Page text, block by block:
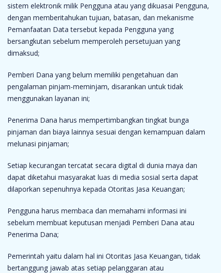
sistem elektronik milik Pengguna atau yang dikuasai Pengguna,
dengan memberitahukan tujuan, batasan, dan mekanisme
Pemanfaatan Data tersebut kepada Pengguna yang
bersangkutan sebelum memperoleh persetujuan yang
dimaksud;
Pemberi Dana yang belum memiliki pengetahuan dan
pengalaman pinjam-meminjam, disarankan untuk tidak
menggunakan layanan ini;
Penerima Dana harus mempertimbangkan tingkat bunga
pinjaman dan biaya lainnya sesuai dengan kemampuan dalam
melunasi pinjaman;
Setiap kecurangan tercatat secara digital di dunia maya dan
dapat diketahui masyarakat luas di media sosial serta dapat
dilaporkan sepenuhnya kepada Otoritas Jasa Keuangan;
Pengguna harus membaca dan memahami informasi ini
sebelum membuat keputusan menjadi Pemberi Dana atau
Penerima Dana;
Pemerintah yaitu dalam hal ini Otoritas Jasa Keuangan, tidak
bertanggung jawab atas setiap pelanggaran atau